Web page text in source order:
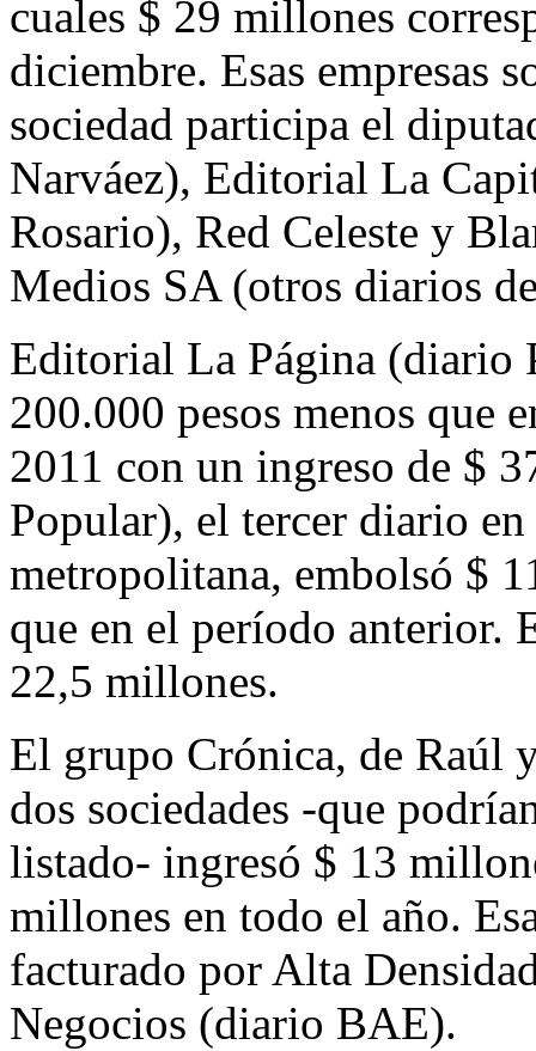
cuales $ 29 millones
diciembre. Esas empresas
sociedad participa el
Narváez), Editorial La
Rosario), Red Celeste y
Medios SA (otros diarios
Editorial La Página (diario
200.000 pesos menos que
2011 con un ingreso de $
Popular), el tercer diario
metropolitana, embolsó $
que en el período anterior.
22,5 millones.
El grupo Crónica, de Raúl
dos sociedades -que
listado- ingresó $ 13
millones en todo el año.
facturado por Alta
Negocios (diario BAE).